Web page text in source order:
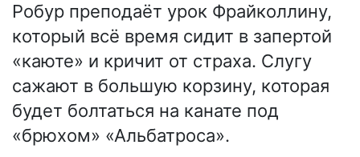
Робур преподаёт урок Фрайколлину,
который всё время сидит в запертой
«каюте» и кричит от страха. Слугу
сажают в большую корзину, которая
будет болтаться на канате под
«брюхом» «Альбатроса».